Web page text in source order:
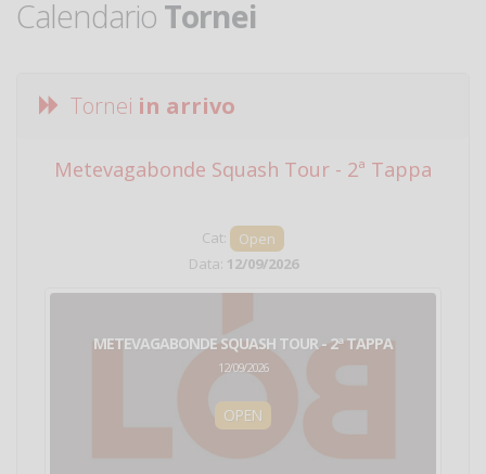
Calendario Tornei
Tornei in arrivo
Metevagabonde Squash Tour - 2ª Tappa
Cat:
Open
Data: 12/09/2026
METEVAGABONDE SQUASH TOUR - 2ª TAPPA
12/09/2026
OPEN